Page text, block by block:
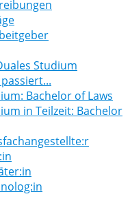
Studium
Bachelor of Laws
in Teilzeit: Bachelor